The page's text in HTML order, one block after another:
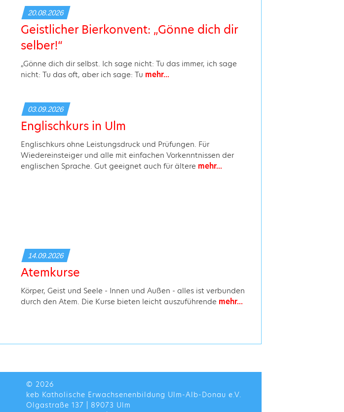
20.08.2026
Geistlicher Bierkonvent: „Gönne dich dir
selber!“
„Gönne dich dir selbst. Ich sage nicht: Tu das immer, ich sage
nicht: Tu das oft, aber ich sage: Tu mehr...
03.09.2026
Englischkurs in Ulm
Englischkurs ohne Leistungsdruck und Prüfungen. Für
Wiedereinsteiger und alle mit einfachen Vorkenntnissen der
englischen Sprache. Gut geeignet auch für ältere mehr...
14.09.2026
Atemkurse
Körper, Geist und Seele - Innen und Außen - alles ist verbunden
durch den Atem. Die Kurse bieten leicht auszuführende mehr...
© 2026
keb Katholische Erwachsenenbildung Ulm-Alb-Donau e.V.
Olgastraße 137 | 89073 Ulm